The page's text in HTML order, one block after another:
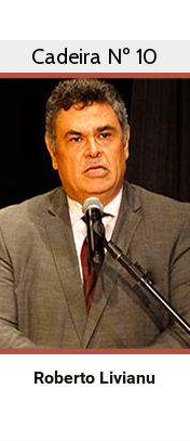
Cadeira Nº 10
Roberto Livianu